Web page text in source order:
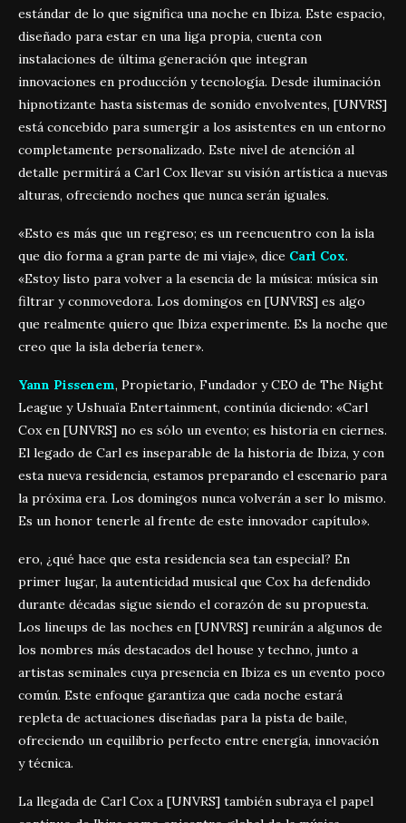
estándar de lo que significa una noche en Ibiza. Este espacio,
diseñado para estar en una liga propia, cuenta con
instalaciones de última generación que integran
innovaciones en producción y tecnología. Desde iluminación
hipnotizante hasta sistemas de sonido envolventes, [UNVRS]
está concebido para sumergir a los asistentes en un entorno
completamente personalizado. Este nivel de atención al
detalle permitirá a Carl Cox llevar su visión artística a nuevas
alturas, ofreciendo noches que nunca serán iguales.
«Esto es más que un regreso; es un reencuentro con la isla
que dio forma a gran parte de mi viaje», dice Carl Cox.
«Estoy listo para volver a la esencia de la música: música sin
filtrar y conmovedora. Los domingos en [UNVRS] es algo
que realmente quiero que Ibiza experimente. Es la noche que
creo que la isla debería tener».
Yann Pissenem, Propietario, Fundador y CEO de The Night
League y Ushuaïa Entertainment, continúa diciendo: «Carl
Cox en [UNVRS] no es sólo un evento; es historia en ciernes.
El legado de Carl es inseparable de la historia de Ibiza, y con
esta nueva residencia, estamos preparando el escenario para
la próxima era. Los domingos nunca volverán a ser lo mismo.
Es un honor tenerle al frente de este innovador capítulo».
ero, ¿qué hace que esta residencia sea tan especial? En
primer lugar, la autenticidad musical que Cox ha defendido
durante décadas sigue siendo el corazón de su propuesta.
Los lineups de las noches en [UNVRS] reunirán a algunos de
los nombres más destacados del house y techno, junto a
artistas seminales cuya presencia en Ibiza es un evento poco
común. Este enfoque garantiza que cada noche estará
repleta de actuaciones diseñadas para la pista de baile,
ofreciendo un equilibrio perfecto entre energía, innovación
y técnica.
La llegada de Carl Cox a [UNVRS] también subraya el papel